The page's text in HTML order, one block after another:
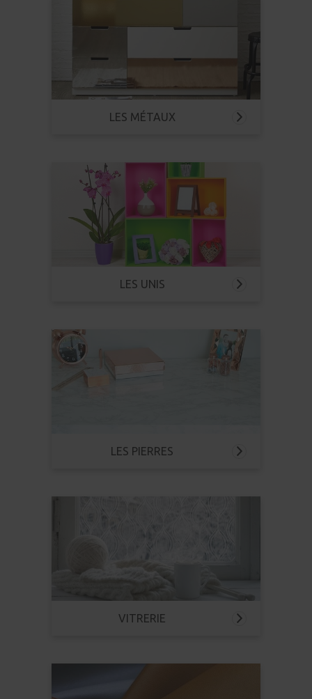
LES MÉTAUX
LES UNIS
LES PIERRES
VITRERIE